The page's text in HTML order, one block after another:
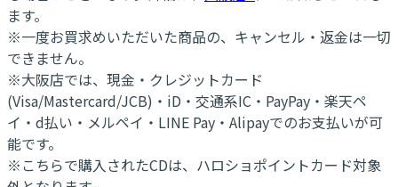
ます。
※一度お買求めいただいた商品の、キャンセル・返金は一切
できません。
※大阪店では、現金・クレジットカード
(Visa/Mastercard/JCB)・iD・交通系IC・PayPay・楽天ペ
イ・d払い・メルペイ・LINE Pay・Alipayでのお支払いが可
能です。
※こちらで購入されたCDは、ハロショポイントカード対象